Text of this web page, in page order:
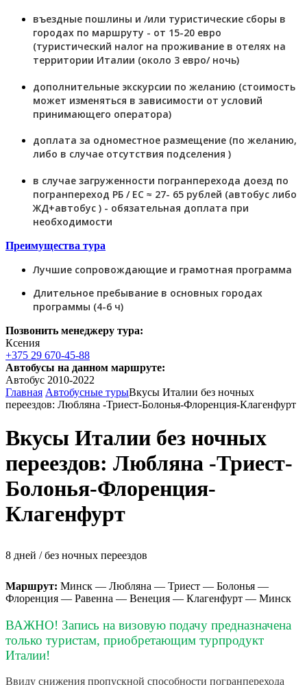
въездные пошлины и /или туристические сборы в
городах по маршруту - от 15-20 евро
(туристический налог на проживание в отелях на
территории Италии (около 3 евро/ ночь)
дополнительные экскурсии по желанию (стоимость
может изменяться в зависимости от условий
принимающего оператора)
доплата за одноместное размещение (по желанию,
либо в случае отсутствия подселения )
в случае загруженности погранперехода доезд по
погранпереход РБ / ЕС ≈ 27- 65 рублей (автобус либо
ЖД+автобус ) - обязательная доплата при
необходимости
Преимущества тура
Лучшие сопровождающие и грамотная программа
Длительное пребывание в основных городах
программы (4-6 ч)
Позвонить менеджеру тура:
Ксения
+375 29 670-45-88
Автобусы на данном маршруте:
Автобус 2010-2022
Главная Автобусные турыВкусы Италии без ночных
переездов: Любляна -Триест-Болонья-Флоренция-Клагенфурт
Вкусы Италии без ночных
переездов: Любляна -Триест-
Болонья-Флоренция-
Клагенфурт
8 дней / без ночных переездов
Маршрут: Минск — Любляна — Триест — Болонья —
Флоренция — Равенна — Венеция — Клагенфурт — Минск
ВАЖНО! Запись на визовую подачу предназначена
только туристам, приобретающим турпродукт
Италии!
Ввиду снижения пропускной способности погранперехода